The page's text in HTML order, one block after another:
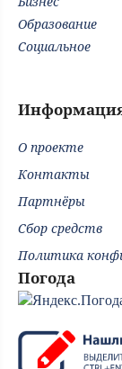
Образование
Социальное
О проекте
Контакты
Партнёры
Сбор средств
Политика
Погода